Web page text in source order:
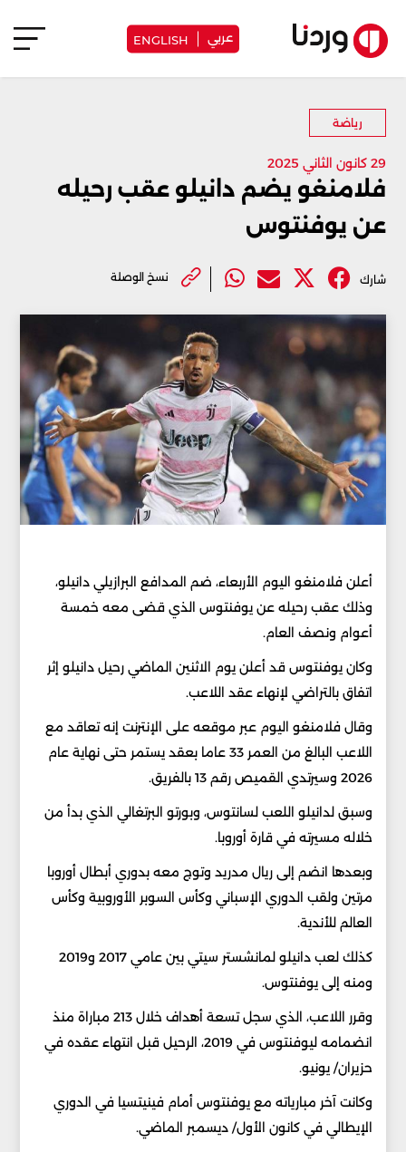
عربي ENGLISH
رياضة
29 كانون الثاني 2025
فلامنغو يضم دانيلو عقب رحيله
عن يوفنتوس
شارك نسخ الوصلة
أعلن فلامنغو اليوم الأربعاء، ضم المدافع البرازيلي دانيلو،
وذلك عقب رحيله عن يوفنتوس الذي قضى معه خمسة
أعوام ونصف العام.
وكان يوفنتوس قد أعلن يوم الاثنين الماضي رحيل دانيلو إثر
اتفاق بالتراضي لإنهاء عقد اللاعب.
وقال فلامنغو اليوم عبر موقعه على الإنترنت إنه تعاقد مع
اللاعب البالغ من العمر 33 عاما بعقد يستمر حتى نهاية عام
2026 وسيرتدي القميص رقم 13 بالفريق.
وسبق لدانيلو اللعب لسانتوس، وبورتو البرتغالي الذي بدأ من
خلاله مسيرته في قارة أوروبا.
وبعدها انضم إلى ريال مدريد وتوج معه بدوري أبطال أوروبا
مرتين ولقب الدوري الإسباني وكأس السوبر الأوروبية وكأس
العالم للأندية.
كذلك لعب دانيلو لمانشستر سيتي بين عامي 2017 و2019
ومنه إلى يوفنتوس.
وقرر اللاعب، الذي سجل تسعة أهداف خلال 213 مباراة منذ
انضمامه ليوفنتوس في 2019، الرحيل قبل انتهاء عقده في
حزيران/ يونيو.
وكانت آخر مبارياته مع يوفنتوس أمام فينيتسيا في الدوري
الإيطالي في كانون الأول/ ديسمبر الماضي.